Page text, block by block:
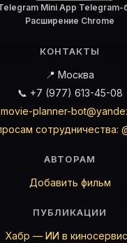
Mini App·Telegram-
Расширение Chrome
КОНТАКТЫ
📍 Москва
📞 +7 (977) 613-45-08
movie-planner-
сотрудничества:
АВТОРАМ
Добавить фильм
ПУБЛИКАЦИИ
Хабр — ИИ в